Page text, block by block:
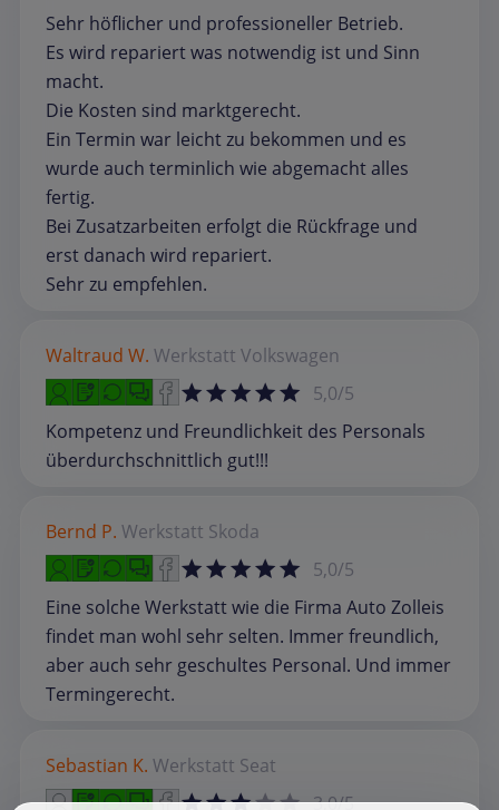
Sehr höflicher und professioneller Betrieb.
Es wird repariert was notwendig ist und Sinn
macht.
Die Kosten sind marktgerecht.
Ein Termin war leicht zu bekommen und es
wurde auch terminlich wie abgemacht alles
fertig.
Bei Zusatzarbeiten erfolgt die Rückfrage und
erst danach wird repariert.
Sehr zu empfehlen.
Waltraud W. Werkstatt Volkswagen
5,0/5
Kompetenz und Freundlichkeit des Personals
überdurchschnittlich gut!!!
Bernd P. Werkstatt Skoda
5,0/5
Eine solche Werkstatt wie die Firma Auto Zolleis
findet man wohl sehr selten. Immer freundlich,
aber auch sehr geschultes Personal. Und immer
Termingerecht.
Sebastian K. Werkstatt Seat
3,0/5